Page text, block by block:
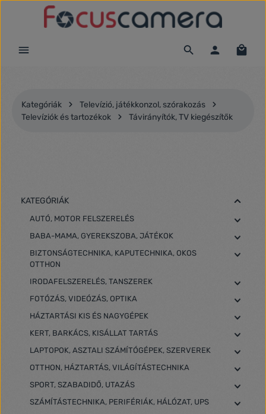
Ugrás a fő tartalomra
Kategóriák
Televízió, játékkonzol, szórakozás
Televíziók és tartozékok
Távirányítók, TV kiegészítők
KATEGÓRIÁK
AUTÓ, MOTOR FELSZERELÉS
BABA-MAMA, GYEREKSZOBA, JÁTÉKOK
BIZTONSÁGTECHNIKA, KAPUTECHNIKA, OKOS
OTTHON
IRODAFELSZERELÉS, TANSZEREK
FOTÓZÁS, VIDEÓZÁS, OPTIKA
HÁZTARTÁSI KIS ÉS NAGYGÉPEK
KERT, BARKÁCS, KISÁLLAT TARTÁS
LAPTOPOK, ASZTALI SZÁMÍTÓGÉPEK, SZERVEREK
OTTHON, HÁZTARTÁS, VILÁGÍTÁSTECHNIKA
SPORT, SZABADIDŐ, UTAZÁS
SZÁMÍTÁSTECHNIKA, PERIFÉRIÁK, HÁLÓZAT, UPS